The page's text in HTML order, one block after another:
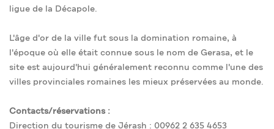
ligue de la Décapole.
L'âge d'or de la ville fut sous la domination romaine, à
l'époque où elle était connue sous le nom de Gerasa, et le
site est aujourd'hui généralement reconnu comme l'une des
villes provinciales romaines les mieux préservées au monde.
Contacts/réservations :
Direction du tourisme de Jérash : 00962 2 635 4653